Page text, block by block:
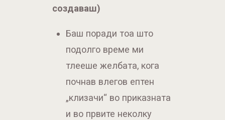
„клизачи“ во приказната
и во првите неколку
месеци сварив преку 40
тури, во 20тина стилови.
Како што реков и
претходно – некои